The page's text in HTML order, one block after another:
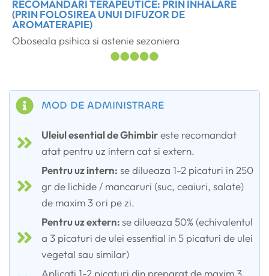
RECOMANDARI TERAPEUTICE: PRIN INHALARE
(PRIN FOLOSIREA UNUI DIFUZOR DE
AROMATERAPIE)
Oboseala psihica si astenie sezoniera
MOD DE ADMINISTRARE
Uleiul esential de Ghimbireste recomandat
atat pentru uz intern cat si extern.
Pentru uz intern: se dilueaza 1-2 picaturi in 250
gr de lichide / mancaruri (suc, ceaiuri, salate)
de maxim 3 ori pe zi.
Pentru uz extern:se dilueaza 50% (echivalentul
a 3 picaturi de ulei essential in 5 picaturi de ulei
vegetal sau similar)
Aplicati 1-2 picaturi din preparat de maxim 3